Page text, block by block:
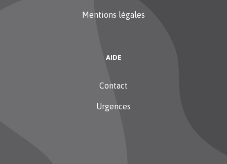
Mentions légales
AIDE
Contact
Urgences